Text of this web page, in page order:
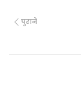
पुराने